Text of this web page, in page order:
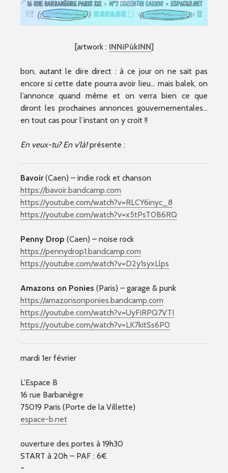
[artwork : INNiPùkINN]
bon, autant le dire direct : à ce jour on ne sait pas
encore si cette date pourra avoir lieu… mais balek, on
l’annonce quand même et on verra bien ce que
diront les prochaines annonces gouvernementales…
en tout cas pour l’instant on y croit !!
En veux-tu? En v’là!présente :
Bavoir(Caen) – indie rock et chanson
https://bavoir.bandcamp.com
https://youtube.com/watch?v=RLCY6inyc_8
https://youtube.com/watch?v=x5tPsT0B6RQ
Penny Drop (Caen) – noise rock
https://pennydrop1.bandcamp.com
https://youtube.com/watch?v=D2y1syxLlps
Amazons on Ponies (Paris) – garage & punk
https://amazonsonponies.bandcamp.com
https://youtube.com/watch?v=UyFiRPQ7VTI
https://youtube.com/watch?v=LK7kitSs6P0
mardi 1er février
L’Espace B
16 rue Barbanègre
75019 Paris (Porte de la Villette)
espace-b.net
ouverture des portes à 19h30
START à 20h – PAF : 6€
~